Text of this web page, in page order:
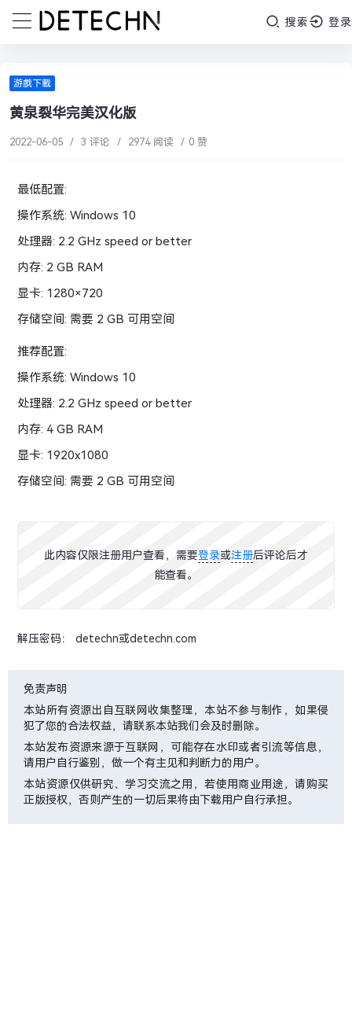
搜索 登录
游戲下載
黄泉裂华完美汉化版
2022-06-05 / 3 评论 / 2974 阅读 / 0 赞
最低配置:
操作系统: Windows 10
处理器: 2.2 GHz speed or better
内存: 2 GB RAM
显卡: 1280×720
存储空间: 需要 2 GB 可用空间
推荐配置:
操作系统: Windows 10
处理器: 2.2 GHz speed or better
内存: 4 GB RAM
显卡: 1920x1080
存储空间: 需要 2 GB 可用空间
此内容仅限注册用户查看，需要登录或注册后评论后才
能查看。
解压密码： detechn或detechn.com
免责声明
本站所有资源出自互联网收集整理，本站不参与制作，如果侵
犯了您的合法权益，请联系本站我们会及时删除。
本站发布资源来源于互联网，可能存在水印或者引流等信息，
请用户自行鉴别，做一个有主见和判断力的用户。
本站资源仅供研究、学习交流之用，若使用商业用途，请购买
正版授权，否则产生的一切后果将由下载用户自行承担。